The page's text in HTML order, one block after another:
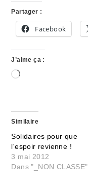
Partager :
Facebook
J’aime ça :
Chargement…
Similaire
Solidaires pour que
l'espoir revienne !
3 mai 2012
Dans "_NON CLASSE"